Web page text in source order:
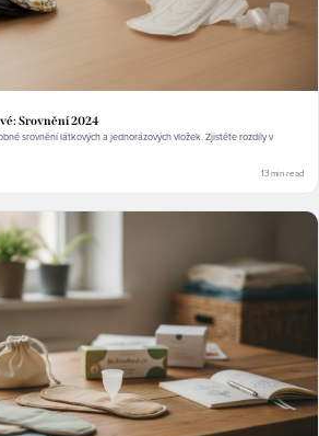
Srovnění 2024
srovnění látkových a jednorázových vložek. Zjistěte rozdíly v
13 min read